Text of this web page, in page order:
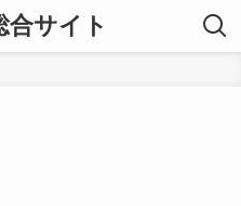
合サイト